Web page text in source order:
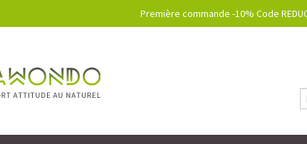
Première commande -10% Code